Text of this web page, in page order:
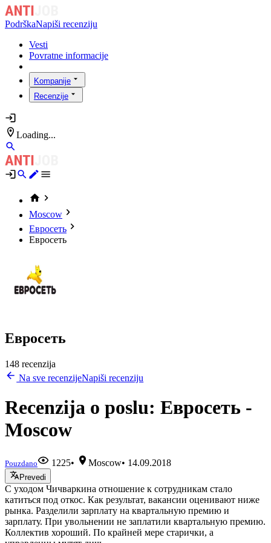
PodrškaNapiši recenziju
Vesti
Povratne informacije
Kompanije
Recenzije
Loading...
Moscow
Евросеть
Евросеть
Евросеть
148 recenzija
Na sve recenzijeNapiši recenziju
Recenzija o poslu: Евросеть -
Moscow
Pouzdano 1225• Moscow• 14.09.2018
Prevedi
С уходом Чичваркина отношение к сотрудникам стало
катиться под откос. Как результат, вакансии оценивают ниже
рынка. Разделили зарплату на квартальную премию и
зарплату. При увольнении не заплатили квартальную премию.
Коллектив хороший. По крайней мере старички, а